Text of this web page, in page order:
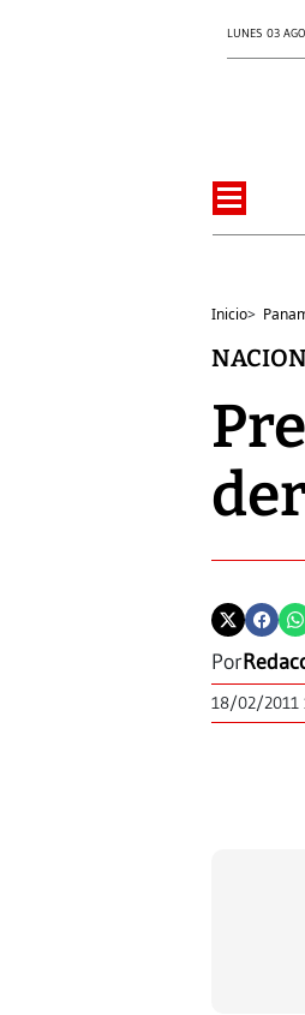
LUNES 03
Inicio>
Por
18/02/2011